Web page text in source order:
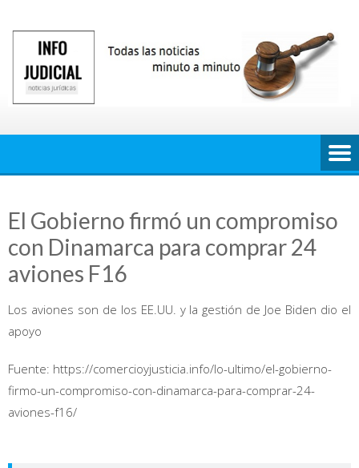
contenido
El Gobierno firmó un compromiso
con Dinamarca para comprar 24
aviones F16
Los aviones son de los EE.UU. y la gestión de Joe Biden dio el
apoyo
Fuente: https://comercioyjusticia.info/lo-ultimo/el-gobierno-
firmo-un-compromiso-con-dinamarca-para-comprar-24-
aviones-f16/